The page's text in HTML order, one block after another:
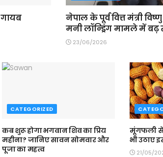
नेपाल के पूर्व वित्त मंत्री
मनी लॉन्ड्रिंग मामले में बढ़
23/06/2026
CATEGORIZED
कब शुरू होगा भगवान शिव का प्रिय
महीना? जानिए सावन सोमवार और
पूजा का महत्व
मूंगफली से
भी उठाए
21/05/